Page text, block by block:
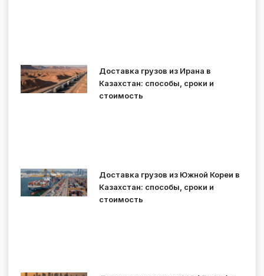
Доставка грузов из Ирана в
Казахстан: способы, сроки и
стоимость
Доставка грузов из Южной Кореи в
Казахстан: способы, сроки и
стоимость